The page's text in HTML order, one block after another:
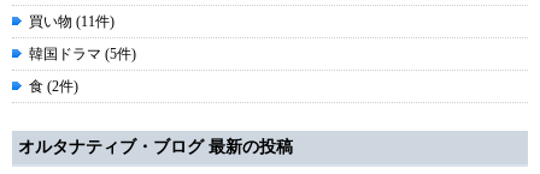
買い物 (11件)
韓国ドラマ (5件)
食 (2件)
オルタナティブ・ブログ 最新の投稿